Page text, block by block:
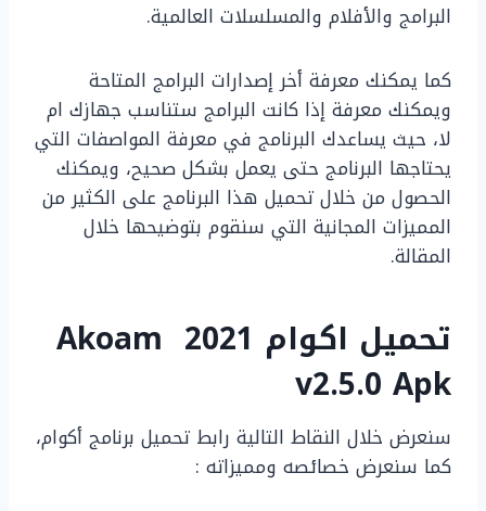
البرامج والأفلام والمسلسلات العالمية.
كما يمكنك معرفة أخر إصدارات البرامج المتاحة
ويمكنك معرفة إذا كانت البرامج ستناسب جهازك ام
لا، حيث يساعدك البرنامج في معرفة المواصفات التي
يحتاجها البرنامج حتى يعمل بشكل صحيح، ويمكنك
الحصول من خلال تحميل هذا البرنامج على الكثير من
المميزات المجانية التي سنقوم بتوضيحها خلال
المقالة.
تحميل اكوام 2021 Akoam
v2.5.0 Apk
سنعرض خلال النقاط التالية رابط تحميل برنامج أكوام،
كما سنعرض خصائصه ومميزاته :